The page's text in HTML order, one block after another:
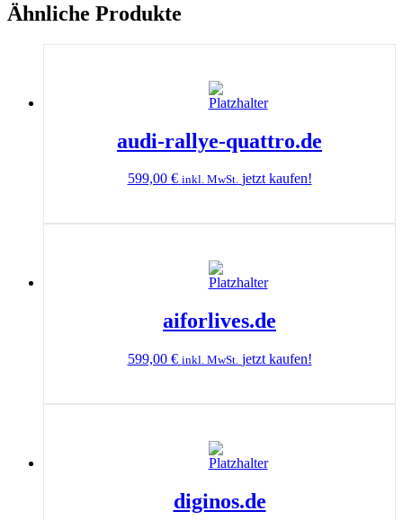
Ähnliche Produkte
audi-rallye-quattro.de
599,00 € inkl. MwSt. jetzt kaufen!
aiforlives.de
599,00 € inkl. MwSt. jetzt kaufen!
diginos.de